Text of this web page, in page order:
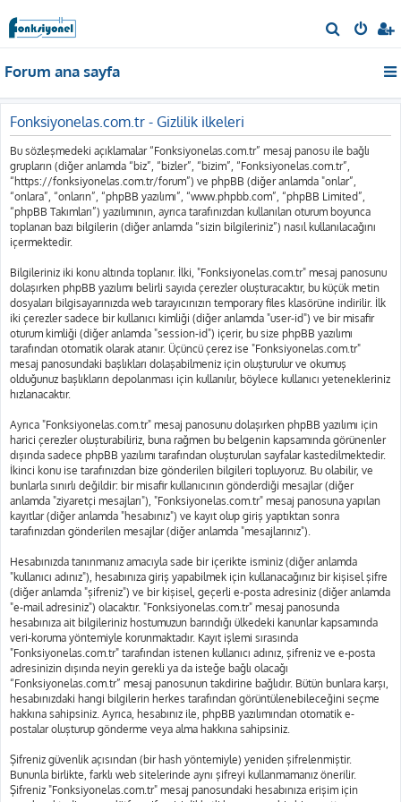
r
Forum ana sayfa
Fonksiyonelas.com.tr - Gizlilik ilkeleri
Bu sözleşmedeki açıklamalar “Fonksiyonelas.com.tr” mesaj panosu ile bağlı
grupların (diğer anlamda “biz”, “bizler”, “bizim”, “Fonksiyonelas.com.tr”,
“https://fonksiyonelas.com.tr/forum”) ve phpBB (diğer anlamda "onlar”,
“onlara”, “onların”, “phpBB yazılımı”, “www.phpbb.com”, “phpBB Limited”,
“phpBB Takımları”) yazılımının, ayrıca tarafınızdan kullanılan oturum boyunca
toplanan bazı bilgilerin (diğer anlamda “sizin bilgileriniz”) nasıl kullanılacağını
içermektedir.
Bilgileriniz iki konu altında toplanır. İlki, "Fonksiyonelas.com.tr" mesaj panosunu
dolaşırken phpBB yazılımı belirli sayıda çerezler oluşturacaktır, bu küçük metin
dosyaları bilgisayarınızda web tarayıcınızın temporary files klasörüne indirilir. İlk
iki çerezler sadece bir kullanıcı kimliği (diğer anlamda "user-id") ve bir misafir
oturum kimliği (diğer anlamda "session-id") içerir, bu size phpBB yazılımı
tarafından otomatik olarak atanır. Üçüncü çerez ise "Fonksiyonelas.com.tr"
mesaj panosundaki başlıkları dolaşabilmeniz için oluşturulur ve okumuş
olduğunuz başlıkların depolanması için kullanılır, böylece kullanıcı yetenekleriniz
hızlanacaktır.
Ayrıca "Fonksiyonelas.com.tr" mesaj panosunu dolaşırken phpBB yazılımı için
harici çerezler oluşturabiliriz, buna rağmen bu belgenin kapsamında görünenler
dışında sadece phpBB yazılımı tarafından oluşturulan sayfalar kastedilmektedir.
İkinci konu ise tarafınızdan bize gönderilen bilgileri topluyoruz. Bu olabilir, ve
bunlarla sınırlı değildir: bir misafir kullanıcının gönderdiği mesajlar (diğer
anlamda "ziyaretçi mesajları"), "Fonksiyonelas.com.tr" mesaj panosuna yapılan
kayıtlar (diğer anlamda "hesabınız") ve kayıt olup giriş yaptıktan sonra
tarafınızdan gönderilen mesajlar (diğer anlamda "mesajlarınız").
Hesabınızda tanınmanız amacıyla sade bir içerikte isminiz (diğer anlamda
"kullanıcı adınız"), hesabınıza giriş yapabilmek için kullanacağınız bir kişisel şifre
(diğer anlamda "şifreniz") ve bir kişisel, geçerli e-posta adresiniz (diğer anlamda
"e-mail adresiniz") olacaktır. "Fonksiyonelas.com.tr" mesaj panosunda
hesabınıza ait bilgileriniz hostumuzun barındığı ülkedeki kanunlar kapsamında
veri-koruma yöntemiyle korunmaktadır. Kayıt işlemi sırasında
"Fonksiyonelas.com.tr" tarafından istenen kullanıcı adınız, şifreniz ve e-posta
adresinizin dışında neyin gerekli ya da isteğe bağlı olacağı
“Fonksiyonelas.com.tr” mesaj panosunun takdirine bağlıdır. Bütün bunlara karşı,
hesabınızdaki hangi bilgilerin herkes tarafından görüntülenebileceğini seçme
hakkına sahipsiniz. Ayrıca, hesabınız ile, phpBB yazılımından otomatik e-
postalar oluşturup gönderme veya alma hakkına sahipsiniz.
Şifreniz güvenlik açısından (bir hash yöntemiyle) yeniden şifrelenmiştir.
Bununla birlikte, farklı web sitelerinde aynı şifreyi kullanmamanız önerilir.
Şifreniz "Fonksiyonelas.com.tr" mesaj panosundaki hesabınıza erişim için